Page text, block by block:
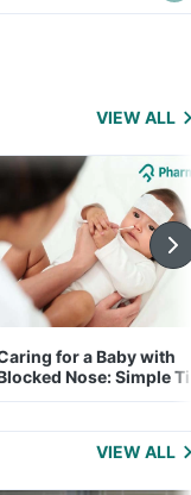
VIEW ALL
for a Baby with
Nose: Simple
Parents
VIEW ALL